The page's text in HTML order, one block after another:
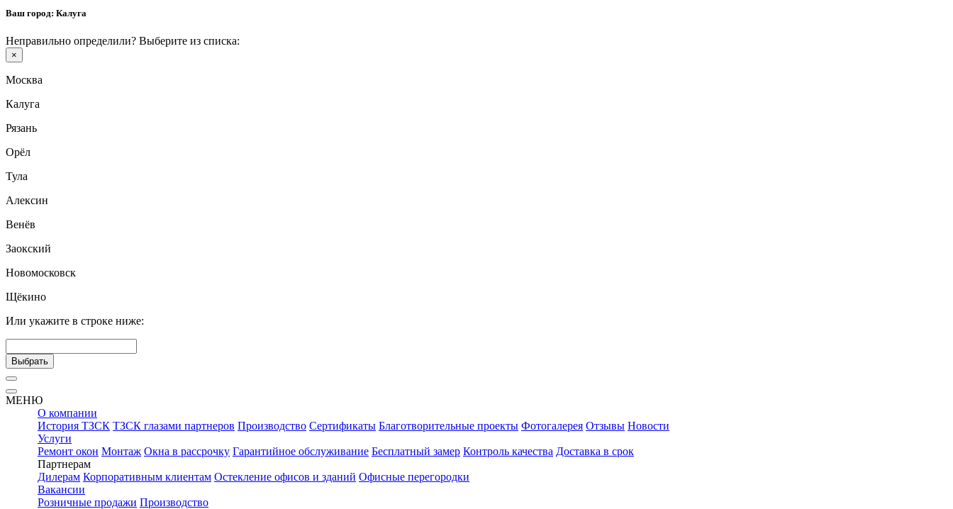
Ваш город: Калуга
Неправильно определили? Выберите из списка:
×
Москва
Калуга
Рязань
Орёл
Тула
Алексин
Венёв
Заокский
Новомосковск
Щёкино
Или укажите в строке ниже:
Выбрать
МЕНЮ
О компании
История ТЗСК ТЗСК глазами партнеров Производство Сертификаты Благотворительные проекты Фотогалерея Отзывы Новости
Услуги
Ремонт окон Монтаж Окна в рассрочку Гарантийное обслуживание Бесплатный замер Контроль качества Доставка в срок
Партнерам
Дилерам Корпоративным клиентам Остекление офисов и зданий Офисные перегородки
Вакансии
Розничные продажи Производство